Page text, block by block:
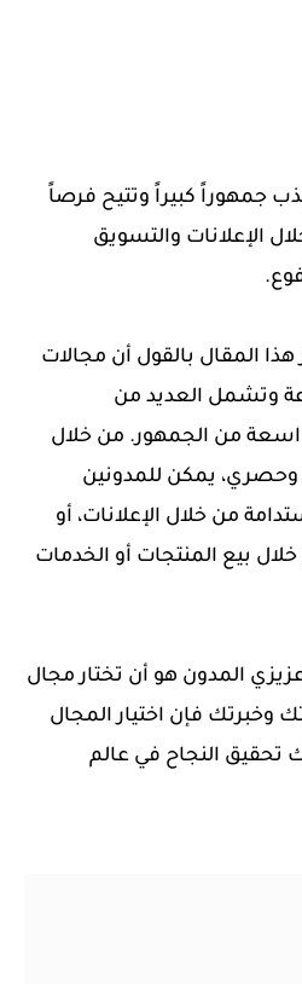
جمهوراً كبيراً وتتيح فرصاً
الإعلانات والتسويق
المقال بالقول أن مجالات
وتشمل العديد من
من الجمهور. من خلال
وحصري، يمكن للمدونين
من خلال الإعلانات، أو
بيع المنتجات أو الخدمات
المدون هو أن تختار مجال
وخبرتك فإن اختيار المجال
تحقيق النجاح في عالم